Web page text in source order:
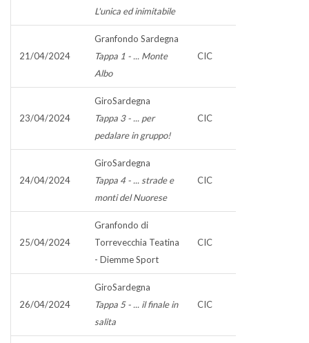
L'unica ed inimitabile
21/04/2024
Granfondo Sardegna
Tappa 1 - ... Monte
Albo
CIC
23/04/2024
GiroSardegna
Tappa 3 - ... per
pedalare in gruppo!
CIC
24/04/2024
GiroSardegna
Tappa 4 - ... strade e
monti del Nuorese
CIC
25/04/2024
Granfondo di
Torrevecchia Teatina
- Diemme Sport
CIC
26/04/2024
GiroSardegna
Tappa 5 - ... il finale in
salita
CIC